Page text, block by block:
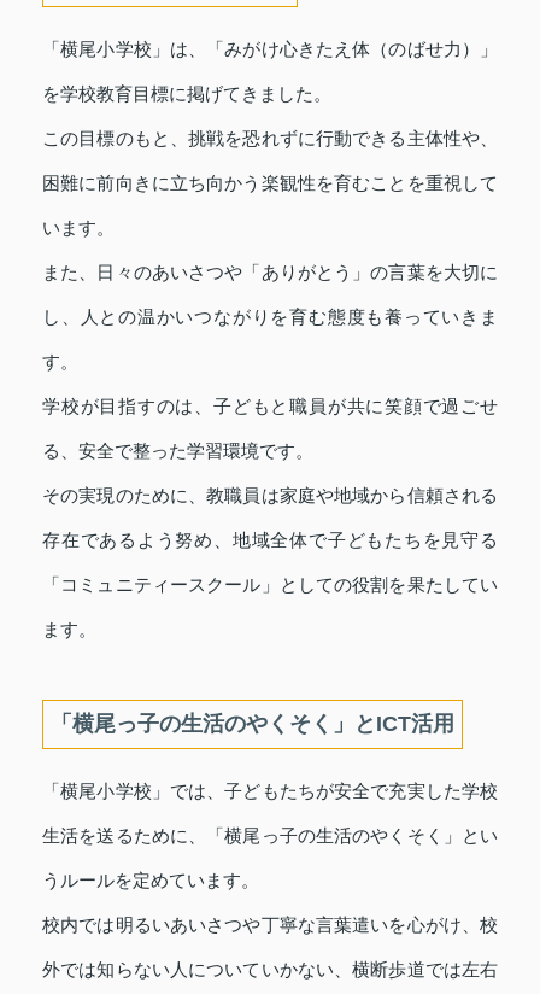
「横尾小学校」は、「みがけ心きたえ体（のばせ力）」
を学校教育目標に掲げてきました。
この目標のもと、挑戦を恐れずに行動できる主体性や、
困難に前向きに立ち向かう楽観性を育むことを重視して
います。
また、日々のあいさつや「ありがとう」の言葉を大切に
し、人との温かいつながりを育む態度も養っていきま
す。
学校が目指すのは、子どもと職員が共に笑顔で過ごせ
る、安全で整った学習環境です。
その実現のために、教職員は家庭や地域から信頼される
存在であるよう努め、地域全体で子どもたちを見守る
「コミュニティースクール」としての役割を果たしてい
ます。
「横尾っ子の生活のやくそく」とICT活用
「横尾小学校」では、子どもたちが安全で充実した学校
生活を送るために、「横尾っ子の生活のやくそく」とい
うルールを定めています。
校内では明るいあいさつや丁寧な言葉遣いを心がけ、校
外では知らない人についていかない、横断歩道では左右